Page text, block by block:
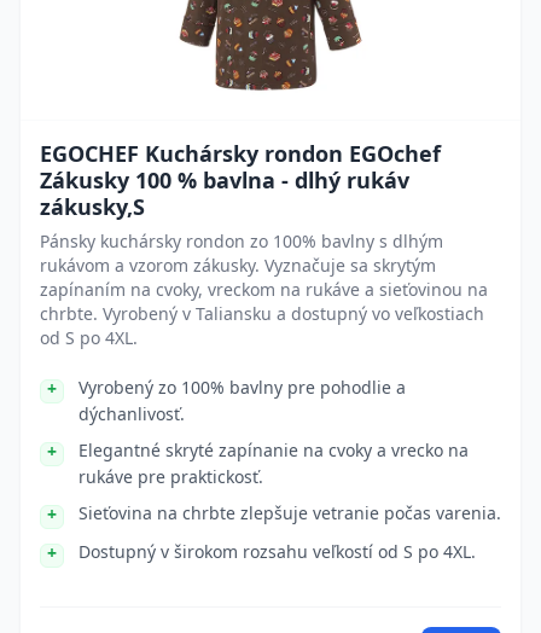
EGOCHEF Kuchársky rondon EGOchef
Zákusky 100 % bavlna - dlhý rukáv
zákusky,S
Pánsky kuchársky rondon zo 100% bavlny s dlhým
rukávom a vzorom zákusky. Vyznačuje sa skrytým
zapínaním na cvoky, vreckom na rukáve a sieťovinou na
chrbte. Vyrobený v Taliansku a dostupný vo veľkostiach
od S po 4XL.
Vyrobený zo 100% bavlny pre pohodlie a
dýchanlivosť.
Elegantné skryté zapínanie na cvoky a vrecko na
rukáve pre praktickosť.
Sieťovina na chrbte zlepšuje vetranie počas varenia.
Dostupný v širokom rozsahu veľkostí od S po 4XL.